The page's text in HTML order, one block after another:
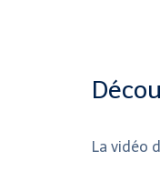
La vidéo